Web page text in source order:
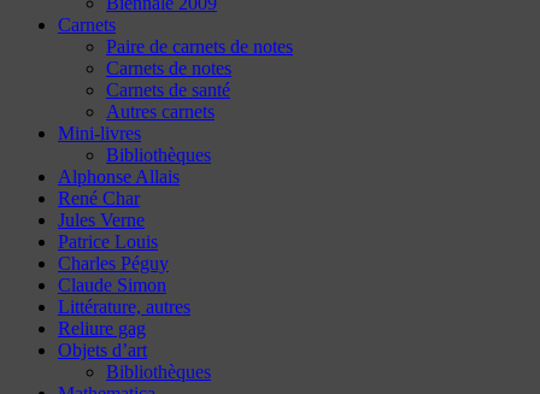
Carnets
Paire de carnets de notes
Carnets de notes
Carnets de santé
Autres carnets
Mini-livres
Bibliothèques
Alphonse Allais
René Char
Jules Verne
Patrice Louis
Charles Péguy
Claude Simon
Littérature, autres
Reliure gag
Objets d’art
Bibliothèques